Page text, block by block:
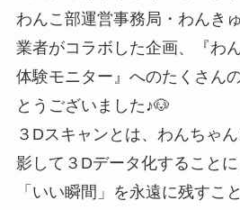
わんこ部運営事務局・わんき
業者がコラボした企画、『わ
体験モニター』へのたくさん
とうございました♪🐶
３Dスキャンとは、わんちゃ
影して３Dデータ化すること
「いい瞬間」を永遠に残すこ